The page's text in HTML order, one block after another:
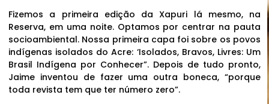
Fizemos a primeira edição da Xapuri lá mesmo, na
Reserva, em uma noite. Optamos por centrar na pauta
socioambiental. Nossa primeira capa foi sobre os povos
indígenas isolados do Acre: ‘Isolados, Bravos, Livres: Um
Brasil Indígena por Conhecer”. Depois de tudo pronto,
Jaime inventou de fazer uma outra boneca, “porque
toda revista tem que ter número zero”.